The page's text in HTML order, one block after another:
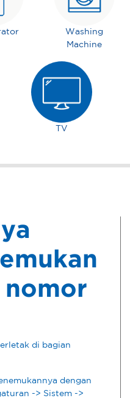
Washing
Machine
TV
nomor
di bagian
dengan
-> Sistem ->